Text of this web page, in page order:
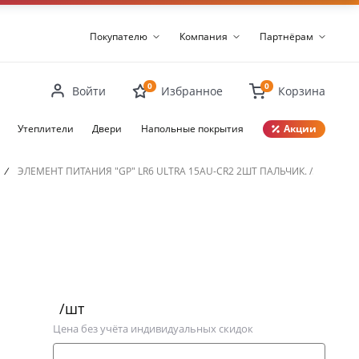
Покупателю Компания Партнёрам
Войти 0 Избранное 0 Корзина
Утеплители Двери Напольные покрытия Акции
/ ЭЛЕМЕНТ ПИТАНИЯ "GP" LR6 ULTRA 15AU-CR2 2ШТ ПАЛЬЧИК. /581/
/шт
Цена без учёта индивидуальных скидок
Закрыть